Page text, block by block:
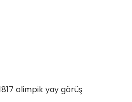
olimpik yay görüş